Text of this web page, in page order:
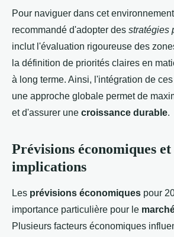
Pour naviguer dans cet
recommandé d'adopter des stratégies
inclut l'évaluation rigoureuse des
la définition de priorités claires en
à long terme. Ainsi, l'intégration de
une approche globale permet de
et d'assurer une croissance durable.
Prévisions économiques
implications
Les prévisions économiques pour
importance particulière pour le
Plusieurs facteurs économiques